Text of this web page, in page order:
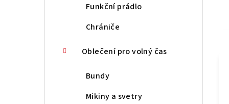
Funkční prádlo
Chrániče
Oblečení pro volný čas
Bundy
Mikiny a svetry